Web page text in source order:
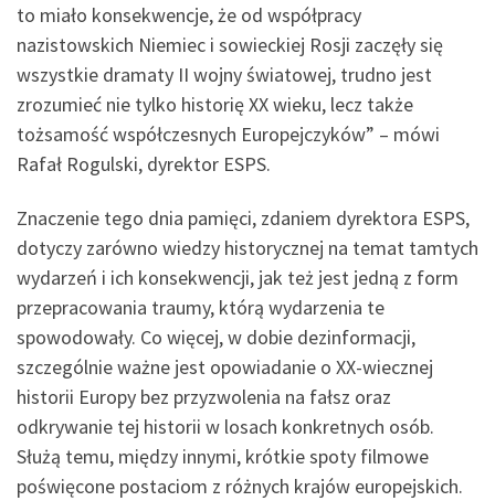
to miało konsekwencje, że od współpracy
nazistowskich Niemiec i sowieckiej Rosji zaczęły się
wszystkie dramaty II wojny światowej, trudno jest
zrozumieć nie tylko historię XX wieku, lecz także
tożsamość współczesnych Europejczyków” – mówi
Rafał Rogulski, dyrektor ESPS.
Znaczenie tego dnia pamięci, zdaniem dyrektora ESPS,
dotyczy zarówno wiedzy historycznej na temat tamtych
wydarzeń i ich konsekwencji, jak też jest jedną z form
przepracowania traumy, którą wydarzenia te
spowodowały. Co więcej, w dobie dezinformacji,
szczególnie ważne jest opowiadanie o XX-wiecznej
historii Europy bez przyzwolenia na fałsz oraz
odkrywanie tej historii w losach konkretnych osób.
Służą temu, między innymi, krótkie spoty filmowe
poświęcone postaciom z różnych krajów europejskich.